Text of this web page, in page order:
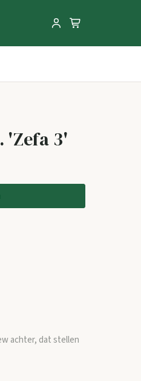
'Zefa 3'
achter, dat stellen